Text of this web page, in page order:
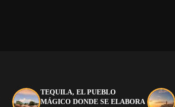
TEQUILA, EL PUEBLO
MÁGICO DONDE SE ELABORA